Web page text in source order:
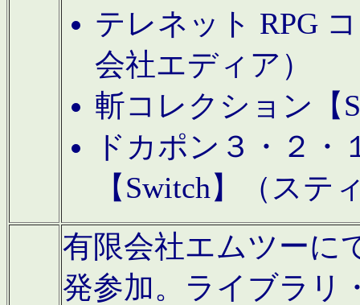
テレネット RPG
会社エディア）
斬コレクション【
ドカポン３・２
【Switch】（ステ
有限会社エムツーに
発参加。ライブラリ